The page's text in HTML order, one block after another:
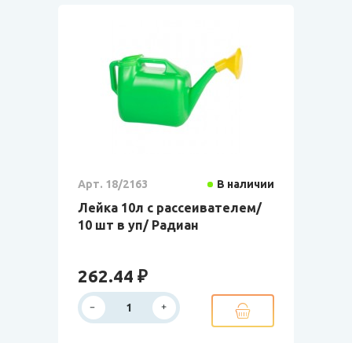
Арт. 18/2163 В наличии
Лейка 10л с рассеивателем/
10 шт в уп/ Радиан
262.44 ₽